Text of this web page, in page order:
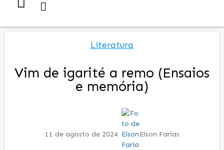
Literatura
Vim de igarité a remo (Ensaios
e memória)
11 de agosto de 2024 Elson Farias